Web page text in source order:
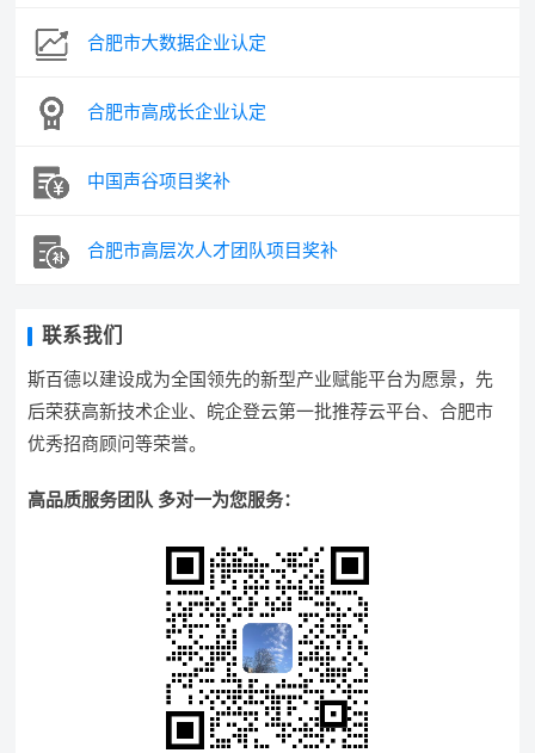
合肥市大数据企业认定
合肥市高成长企业认定
中国声谷项目奖补
合肥市高层次人才团队项目奖补
联系我们
斯百德以建设成为全国领先的新型产业赋能平台为愿景，先
后荣获高新技术企业、皖企登云第一批推荐云平台、合肥市
优秀招商顾问等荣誉。
高品质服务团队 多对一为您服务：